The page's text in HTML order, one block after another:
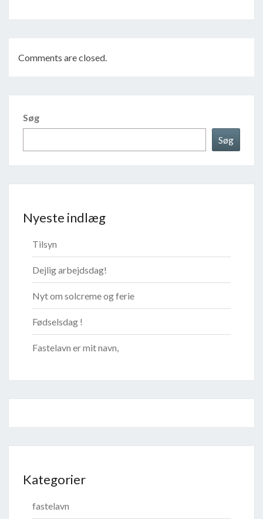
Comments are closed.
Søg
Søg
Nyeste indlæg
Tilsyn
Dejlig arbejdsdag!
Nyt om solcreme og ferie
Fødselsdag !
Fastelavn er mit navn,
Kategorier
fastelavn